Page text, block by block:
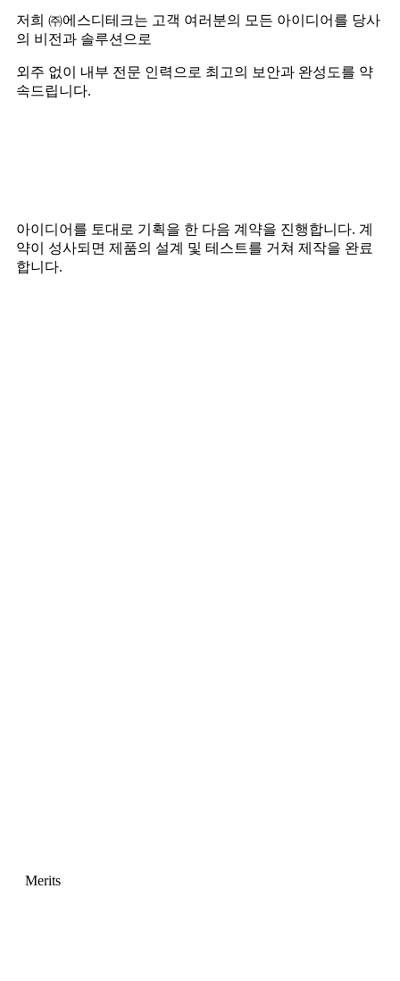
저희 ㈜에스디테크는 고객 여러분의 모든 아이디어를 당사
의 비전과 솔루션으로
외주 없이 내부 전문 인력으로 최고의 보안과 완성도를 약
속드립니다.
아이디어를 토대로 기획을 한 다음 계약을 진행합니다. 계
약이 성사되면 제품의 설계 및 테스트를 거쳐 제작을 완료
합니다.
Merits